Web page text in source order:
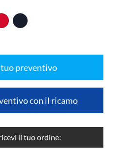
preventivo
con il ricamo
il tuo ordine: